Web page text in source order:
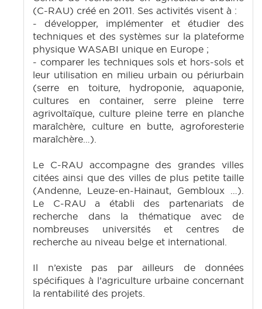
(C-RAU) créé en 2011. Ses activités visent à :
- développer, implémenter et étudier des
techniques et des systèmes sur la plateforme
physique WASABI unique en Europe ;
- comparer les techniques sols et hors-sols et
leur utilisation en milieu urbain ou périurbain
(serre en toiture, hydroponie, aquaponie,
cultures en container, serre pleine terre
agrivoltaïque, culture pleine terre en planche
maraîchère, culture en butte, agroforesterie
maraîchère…).
Le C-RAU accompagne des grandes villes
citées ainsi que des villes de plus petite taille
(Andenne, Leuze-en-Hainaut, Gembloux …).
Le C-RAU a établi des partenariats de
recherche dans la thématique avec de
nombreuses universités et centres de
recherche au niveau belge et international.
Il n’existe pas par ailleurs de données
spécifiques à l’agriculture urbaine concernant
la rentabilité des projets.